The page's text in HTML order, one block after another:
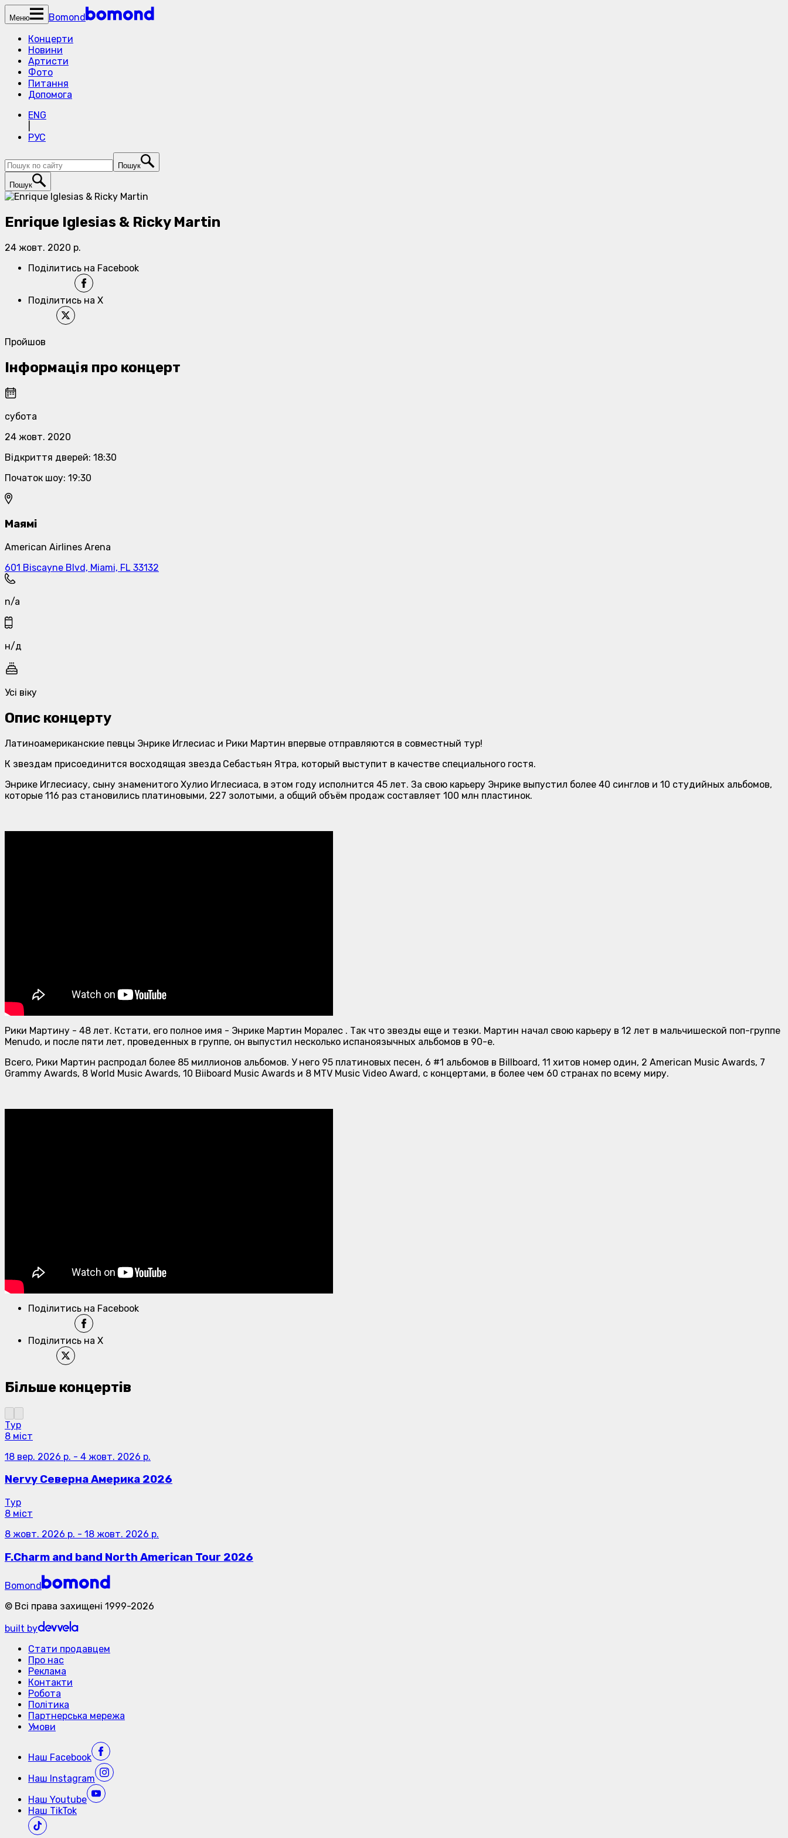
Меню
Bomond
Концерти
Новини
Артисти
Фото
Питання
Допомога
ENG
РУС
Пошук
Пошук
Enrique Iglesias & Ricky Martin
24 жовт. 2020 р.
Поділитись на Facebook
Поділитись на X
Пройшов
Інформація про концерт
субота
24 жовт. 2020
Відкриття дверей: 18:30
Початок шоу: 19:30
Маямі
American Airlines Arena
601 Biscayne Blvd, Miami, FL 33132
n/a
н/д
Усі віку
Опис концерту
Латиноамериканские певцы Энрике Иглесиас и Рики Мартин впервые отправляются в совместный тур!
К звездам присоединится восходящая звезда Себастьян Ятра, который выступит в качестве специального гостя.
Энрике Иглесиасу, сыну знаменитого Хулио Иглесиаса, в этом году исполнится 45 лет. За свою карьеру Энрике выпустил более 40 синглов и 10 студийных альбомов,
которые 116 раз становились платиновыми, 227 золотыми, а общий объём продаж составляет 100 млн пластинок.
Рики Мартину - 48 лет. Кстати, его полное имя - Энрике Мартин Моралес . Так что звезды еще и тезки. Мартин начал свою карьеру в 12 лет в мальчишеской поп-группе
Menudo, и после пяти лет, проведенных в группе, он выпустил несколько испаноязычных альбомов в 90-е.
Всего, Рики Мартин распродал более 85 миллионов альбомов. У него 95 платиновых песен, 6 #1 альбомов в Billboard, 11 хитов номер один, 2 American Music Awards, 7
Grammy Awards, 8 World Music Awards, 10 Biiboard Music Awards и 8 MTV Music Video Award, с концертами, в более чем 60 странах по всему миру.
Поділитись на Facebook
Поділитись на X
Більше концертів
Тур
8 міст
18 вер. 2026 р. - 4 жовт. 2026 р.
Nervy Северна Америка 2026
Тур
8 міст
8 жовт. 2026 р. - 18 жовт. 2026 р.
F.Charm and band North American Tour 2026
Bomond
© Всі права захищені 1999-2026
built by
Стати продавцем
Про нас
Реклама
Контакти
Робота
Політика
Партнерська мережа
Умови
Наш Facebook
Наш Instagram
Наш Youtube
Наш TikTok